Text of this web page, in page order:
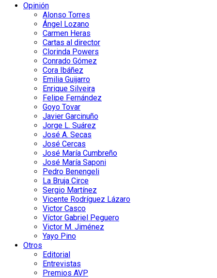
Opinión
Alonso Torres
Ángel Lozano
Carmen Heras
Cartas al director
Clorinda Powers
Conrado Gómez
Cora Ibáñez
Emilia Guijarro
Enrique Silveira
Felipe Fernández
Goyo Tovar
Javier Garcinuño
Jorge L. Suárez
José A. Secas
José Cercas
José María Cumbreño
José María Saponi
Pedro Benengeli
La Bruja Circe
Sergio Martínez
Vicente Rodríguez Lázaro
Victor Casco
Víctor Gabriel Peguero
Victor M. Jiménez
Yayo Pino
Otros
Editorial
Entrevistas
Premios AVP